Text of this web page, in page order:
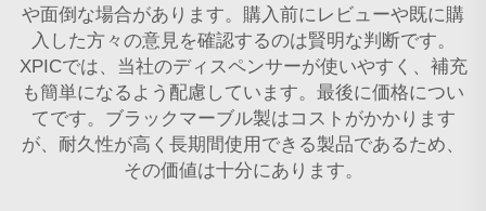
や面倒な場合があります。購入前にレビューや既に購
入した方々の意見を確認するのは賢明な判断です。
XPICでは、当社のディスペンサーが使いやすく、補充
も簡単になるよう配慮しています。最後に価格につい
てです。ブラックマーブル製はコストがかかります
が、耐久性が高く長期間使用できる製品であるため、
その価値は十分にあります。